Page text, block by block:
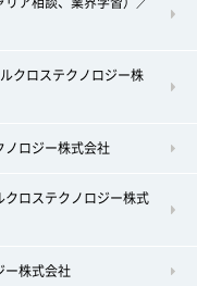
クロステクノロジー株
ノロジー株式会社
クロステクノロジー株式
ー株式会社